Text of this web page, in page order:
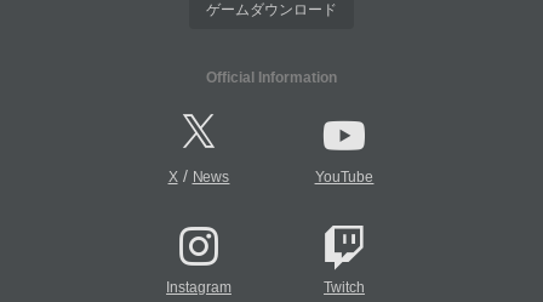
ゲームダウンロード
Official Information
X/ News YouTube
Instagram Twitch